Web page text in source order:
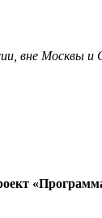
вне Москвы